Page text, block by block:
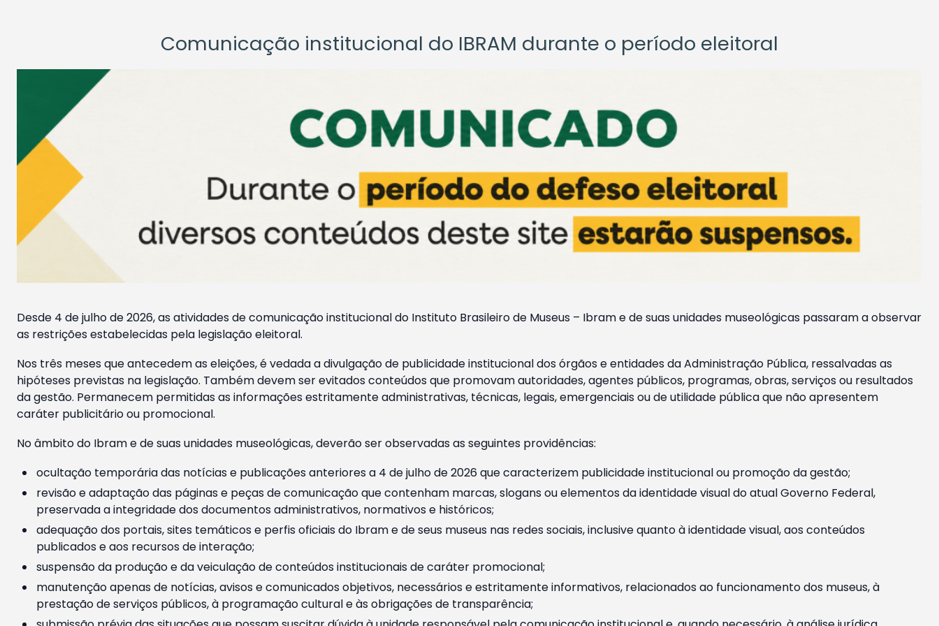
Comunicação institucional do IBRAM durante o período eleitoral
Desde 4 de julho de 2026, as atividades de comunicação institucional do Instituto Brasileiro de Museus – Ibram e de suas unidades museológicas passaram a observar
as restrições estabelecidas pela legislação eleitoral.
Nos três meses que antecedem as eleições, é vedada a divulgação de publicidade institucional dos órgãos e entidades da Administração Pública, ressalvadas as
hipóteses previstas na legislação. Também devem ser evitados conteúdos que promovam autoridades, agentes públicos, programas, obras, serviços ou resultados
da gestão. Permanecem permitidas as informações estritamente administrativas, técnicas, legais, emergenciais ou de utilidade pública que não apresentem
caráter publicitário ou promocional.
No âmbito do Ibram e de suas unidades museológicas, deverão ser observadas as seguintes providências:
ocultação temporária das notícias e publicações anteriores a 4 de julho de 2026 que caracterizem publicidade institucional ou promoção da gestão;
revisão e adaptação das páginas e peças de comunicação que contenham marcas, slogans ou elementos da identidade visual do atual Governo Federal,
preservada a integridade dos documentos administrativos, normativos e históricos;
adequação dos portais, sites temáticos e perfis oficiais do Ibram e de seus museus nas redes sociais, inclusive quanto à identidade visual, aos conteúdos
publicados e aos recursos de interação;
suspensão da produção e da veiculação de conteúdos institucionais de caráter promocional;
manutenção apenas de notícias, avisos e comunicados objetivos, necessários e estritamente informativos, relacionados ao funcionamento dos museus, à
prestação de serviços públicos, à programação cultural e às obrigações de transparência;